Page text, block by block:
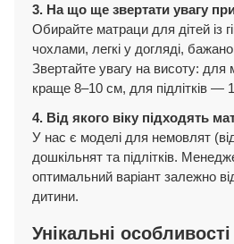
3. На що ще звертати увагу при
Обирайте матраци для дітей із
чохлами, легкі у догляді,
Звертайте увагу на висоту: для
краще 8–10 см, для підлітків —
4. Від якого віку підходять
У нас є моделі для немовлят
дошкільнят та підлітків.
оптимальний варіант залежно від
дитини.
Унікальні